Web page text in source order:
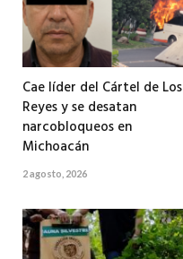
Cae líder del Cártel de Los
Reyes y se desatan
narcobloqueos en
Michoacán
2 agosto, 2026